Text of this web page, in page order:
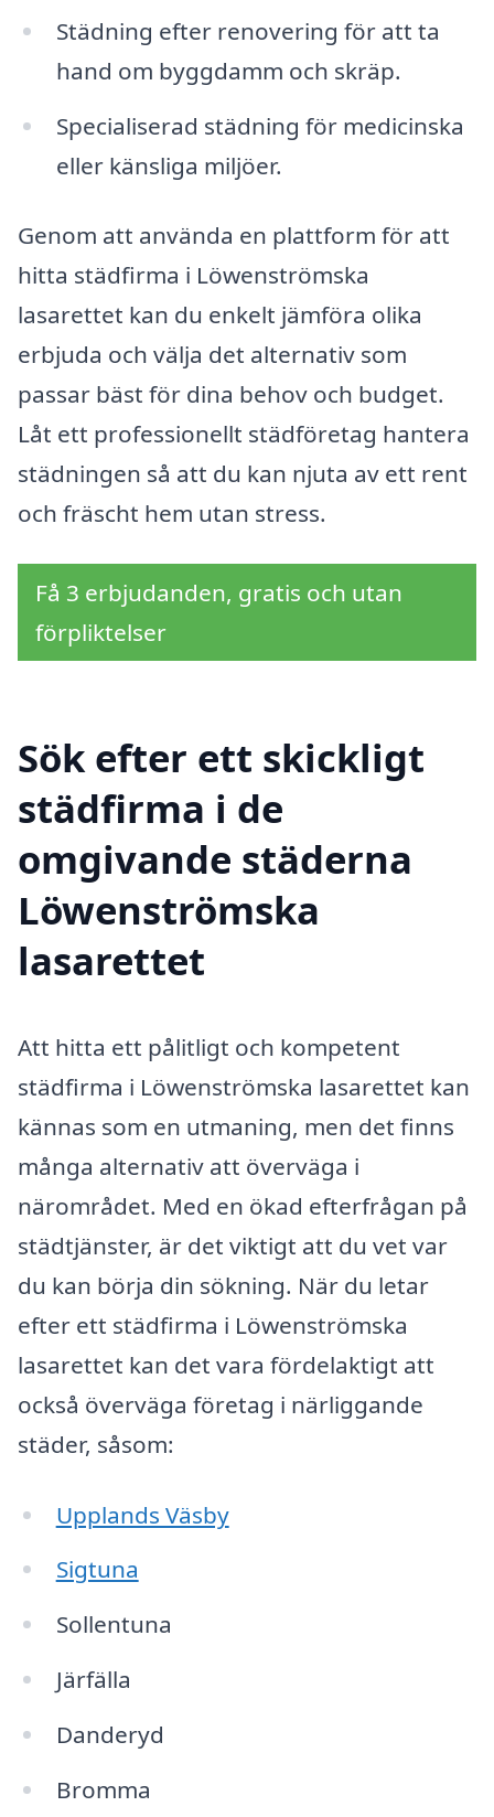
Städning efter renovering för att ta
hand om byggdamm och skräp.
Specialiserad städning för medicinska
eller känsliga miljöer.
Genom att använda en plattform för att
hitta städfirma i Löwenströmska
lasarettet kan du enkelt jämföra olika
erbjuda och välja det alternativ som
passar bäst för dina behov och budget.
Låt ett professionellt städföretag hantera
städningen så att du kan njuta av ett rent
och fräscht hem utan stress.
Få 3 erbjudanden, gratis och utan
förpliktelser
Sök efter ett skickligt
städfirma i de
omgivande städerna
Löwenströmska
lasarettet
Att hitta ett pålitligt och kompetent
städfirma i Löwenströmska lasarettet kan
kännas som en utmaning, men det finns
många alternativ att överväga i
närområdet. Med en ökad efterfrågan på
städtjänster, är det viktigt att du vet var
du kan börja din sökning. När du letar
efter ett städfirma i Löwenströmska
lasarettet kan det vara fördelaktigt att
också överväga företag i närliggande
städer, såsom:
Upplands Väsby
Sigtuna
Sollentuna
Järfälla
Danderyd
Bromma